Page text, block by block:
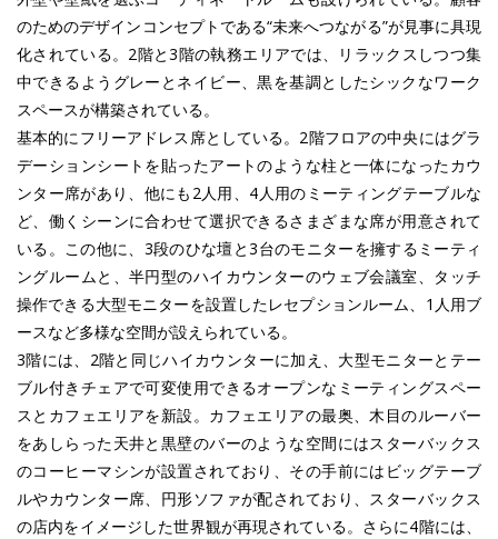
のためのデザインコンセプトである“未来へつながる”が見事に具現
化されている。2階と3階の執務エリアでは、リラックスしつつ集
中できるようグレーとネイビー、黒を基調としたシックなワーク
スペースが構築されている。
基本的にフリーアドレス席としている。2階フロアの中央にはグラ
デーションシートを貼ったアートのような柱と一体になったカウ
ンター席があり、他にも2人用、4人用のミーティングテーブルな
ど、働くシーンに合わせて選択できるさまざまな席が用意されて
いる。この他に、3段のひな壇と3台のモニターを擁するミーティ
ングルームと、半円型のハイカウンターのウェブ会議室、タッチ
操作できる大型モニターを設置したレセプションルーム、1人用ブ
ースなど多様な空間が設えられている。
3階には、2階と同じハイカウンターに加え、大型モニターとテー
ブル付きチェアで可変使用できるオープンなミーティングスペー
スとカフェエリアを新設。カフェエリアの最奥、木目のルーバー
をあしらった天井と黒壁のバーのような空間にはスターバックス
のコーヒーマシンが設置されており、その手前にはビッグテーブ
ルやカウンター席、円形ソファが配されており、スターバックス
の店内をイメージした世界観が再現されている。さらに4階には、